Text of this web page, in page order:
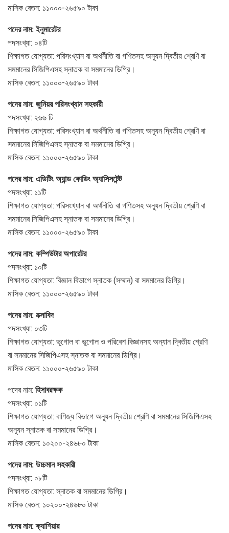
মাসিক বেতন: ১১০০০-২৬৫৯০ টাকা
পদের নাম: ইনুমারেটর
পদসংখ্যা: ০৪টি
শিক্ষাগত যোগ্যতা: পরিসংখ্যান বা অর্থনীতি বা গণিতসহ অন্যূন দ্বিতীয় শ্রেণি বা
সমমানের সিজিপিএসহ স্নাতক বা সমমানের ডিগ্রি।
মাসিক বেতন: ১১০০০-২৬৫৯০ টাকা
পদের নাম: জুনিয়র পরিসংখ্যান সহকারী
পদসংখ্যা: ২৬৬ টি
শিক্ষাগত যোগ্যতা: পরিসংখ্যান বা অর্থনীতি বা গণিতসহ অন্যূন দ্বিতীয় শ্রেণি বা
সমমানের সিজিপিএসহ স্নাতক বা সমমানের ডিগ্রি।
মাসিক বেতন: ১১০০০-২৬৫৯০ টাকা
পদের নাম: এডিটিং অ্যান্ড কোডিং অ্যাসিসটেন্ট
পদসংখ্যা: ১১টি
শিক্ষাগত যোগ্যতা: পরিসংখ্যান বা অর্থনীতি বা গণিতসহ অন্যূন দ্বিতীয় শ্রেণি বা
সমমানের সিজিপিএসহ স্নাতক বা সমমানের ডিগ্রি।
মাসিক বেতন: ১১০০০-২৬৫৯০ টাকা
পদের নাম: কম্পিউটার অপারেটর
পদসংখ্যা: ১০টি
শিক্ষাগত যোগ্যতা: বিজ্ঞান বিভাগে স্নাতক (সম্মান) বা সমমানের ডিগ্রি।
মাসিক বেতন: ১১০০০-২৬৫৯০ টাকা
পদের নাম: নক্সাবিদ
পদসংখ্যা: ০৩টি
শিক্ষাগত যোগ্যতা: ভূগোল বা ভূগোল ও পরিবেশ বিজ্ঞানসহ অন্যান দ্বিতীয় শ্রেণি
বা সমমানের সিজিপিএসহ স্নাতক বা সমমানের ডিগ্রি।
মাসিক বেতন: ১১০০০-২৬৫৯০ টাকা
পদের নাম: হিসাবরক্ষক
পদসংখ্যা: ০১টি
শিক্ষাগত যোগ্যতা: বাণিজ্য বিভাগে অন্যূন দ্বিতীয় শ্রেণি বা সমমানের সিজিপিএসহ
অন্যূন স্নাতক বা সমমানের ডিগ্রি।
মাসিক বেতন: ১০২০০-২৪৬৮০ টাকা
পদের নাম: উচ্চমান সহকারী
পদসংখ্যা: ০৮টি
শিক্ষাগত যোগ্যতা: স্নাতক বা সমমানের ডিগ্রি।
মাসিক বেতন: ১০২০০-২৪৬৮০ টাকা
পদের নাম: ক্যাশিয়ার